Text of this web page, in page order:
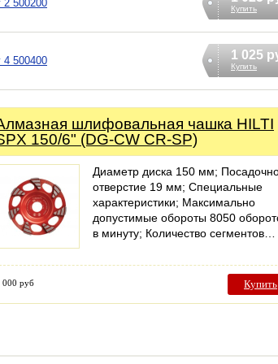
500200 Купить
500400 1 025
Купить
шлифовальная чашка HILTI
150/6" (DG-CW CR-SP)
Диаметр диска 150 мм;
отверстие 19 мм; Специальные
характеристики; Максимально
допустимые обороты 8050
в минуту; Количество сегментов…
000 руб Купить